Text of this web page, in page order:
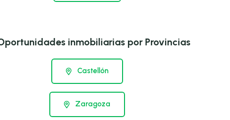
inmobiliarias por Provincias
Castellón
Zaragoza